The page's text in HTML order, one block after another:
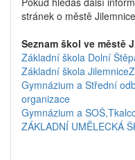
stránek o městě Jilemnice
Seznam škol ve městě
Základní škola Dolní
Základní škola Jilemnice
Gymnázium a Střední
organizace
Gymnázium a
ZÁKLADNÍ UMĚLECKÁ